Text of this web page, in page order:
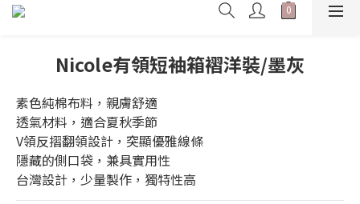
Nicole有領短袖箱褶洋裝/墨灰
素色純棉布料，親膚舒適
透氣材料，適合夏秋季節
V領反摺翻領設計，突顯優雅線條
隱藏的側口袋，兼具實用性
台灣設計，少量製作，獨特性高